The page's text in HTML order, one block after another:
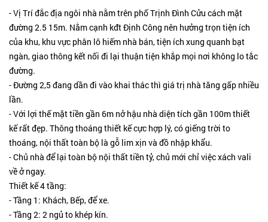
- Vị Trí đắc địa ngôi nhà nằm trên phố Trịnh Đình Cửu cách mặt
đường 2.5 15m. Nằm cạnh kđt Định Công nên hưởng trọn tiện ích
của khu, khu vực phân lô hiếm nhà bán, tiện ích xung quanh bạt
ngàn, giao thông kết nối đi lại thuận tiện khắp mọi nơi không lo tắc
đường.
- Đường 2,5 đang dần đi vào khai thác thì giá trị nhà tăng gấp nhiều
lần.
- Với lợi thế mặt tiền gần 6m nở hậu nhà diện tích gần 100m thiết
kế rất đẹp. Thông thoáng thiết kế cực hợp lý, có giếng trời to
thoáng, nội thất toàn bộ là gỗ lim xịn và đồ nhập khẩu.
- Chủ nhà để lại toàn bộ nội thất tiền tỷ, chủ mới chỉ việc xách vali
về ở ngay.
Thiết kế 4 tầng:
- Tầng 1: Khách, Bếp, để xe.
- Tầng 2: 2 ngủ to khép kín.